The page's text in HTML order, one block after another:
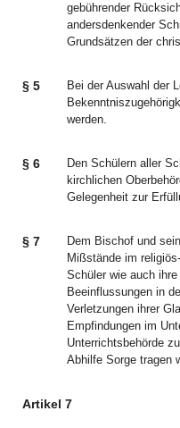
gebührender
andersdenkender
Grundsätzen der
§ 5
Bei der Auswahl der
werden.
§ 6
Den Schülern aller
kirchlichen
Gelegenheit zur
§ 7
Dem Bischof und
Mißstände im
Schüler wie auch
Beeinflussungen in
Verletzungen ihrer
Empfindungen im
Unterrichtsbehörde
Abhilfe Sorge tragen
Artikel 7